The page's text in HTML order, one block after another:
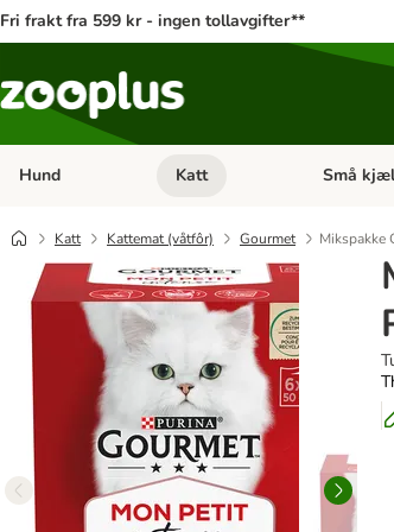
Fri frakt fra 599 kr - ingen tollavgifter**
Hund Åpne kategorimeny: Hund
Katt Åpne
Små
Katt Kattemat (våtfôr) Gourmet Mikspakke